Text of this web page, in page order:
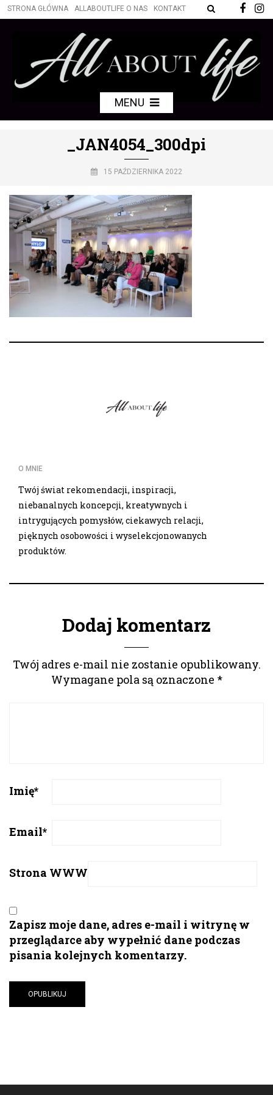
STRONA GŁÓWNA ALLABOUTLIFE O NAS KONTAKT
MENU
_JAN4054_300dpi
15 PAŹDZIERNIKA 2022
O MNIE
Twój świat rekomendacji, inspiracji,
niebanalnych koncepcji, kreatywnych i
intrygujących pomysłów, ciekawych relacji,
pięknych osobowości i wyselekcjonowanych
produktów.
Dodaj komentarz
Twój adres e-mail nie zostanie opublikowany.
Wymagane pola są oznaczone *
Imię*
Email*
Strona WWW
Zapisz moje dane, adres e-mail i witrynę w
przeglądarce aby wypełnić dane podczas
pisania kolejnych komentarzy.